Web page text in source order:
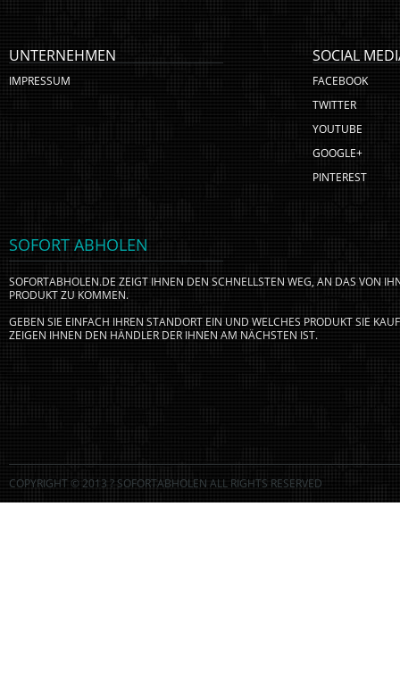
UNTERNEHMEN
IMPRESSUM
SOCIAL
FACEBOOK
TWITTER
YOUTUBE
GOOGLE+
PINTEREST
SOFORT ABHOLEN
SOFORTABHOLEN.DE ZEIGT IHNEN DEN SCHNELLSTEN WEG, AN DAS VON
PRODUKT ZU KOMMEN.
GEBEN SIE EINFACH IHREN STANDORT EIN UND WELCHES PRODUKT SIE
ZEIGEN IHNEN DEN HÄNDLER DER IHNEN AM NÄCHSTEN IST.
COPYRIGHT © 2013 ? SOFORTABHOLEN ALL RIGHTS RESERVED